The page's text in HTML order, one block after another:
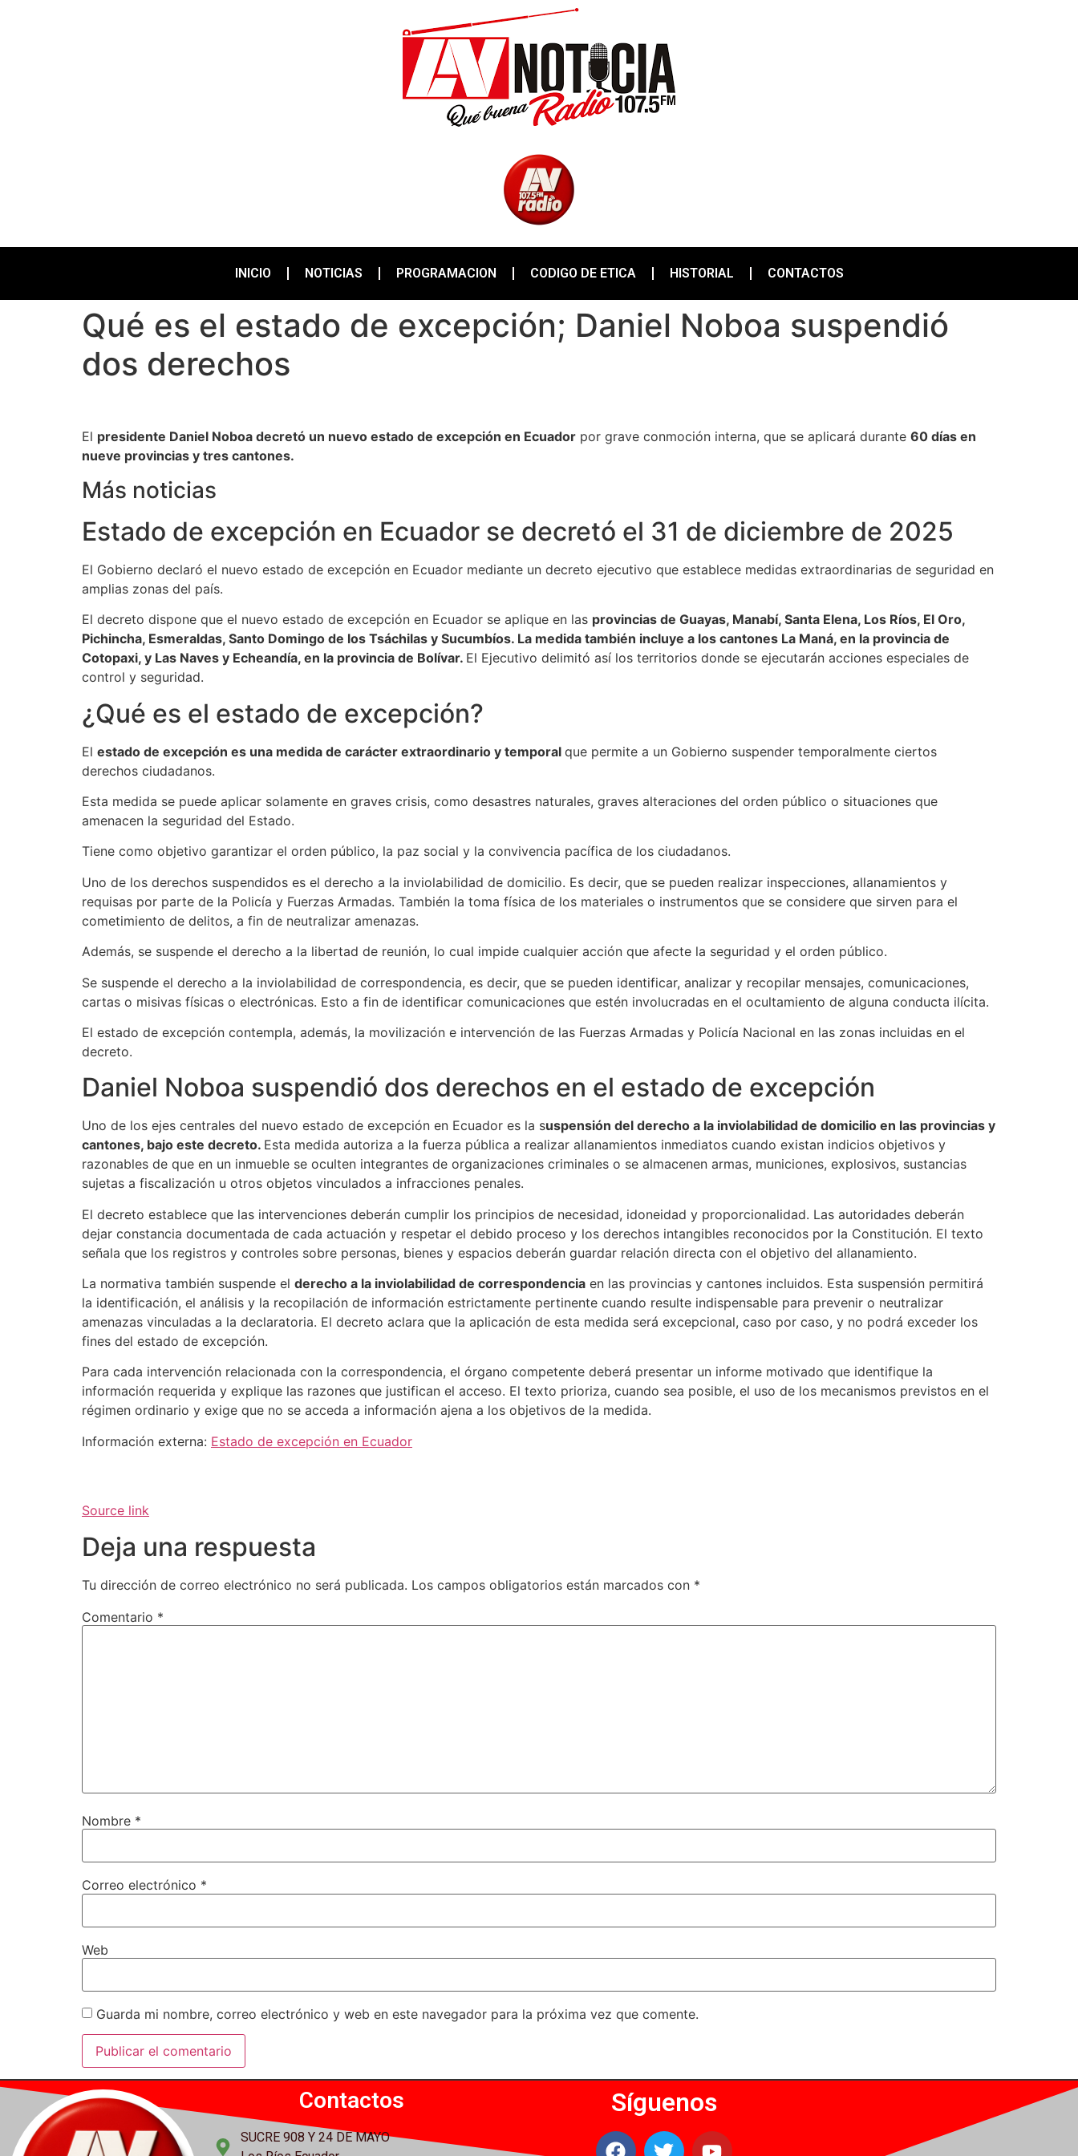
INICIO NOTICIAS PROGRAMACION CODIGO DE ETICA HISTORIAL CONTACTOS
Qué es el estado de excepción; Daniel Noboa suspendió
dos derechos
El presidente Daniel Noboa decretó un nuevo estado de excepción en Ecuador por grave conmoción interna, que se aplicará durante 60 días en
nueve provincias y tres cantones.
Más noticias
Estado de excepción en Ecuador se decretó el 31 de diciembre de 2025
El Gobierno declaró el nuevo estado de excepción en Ecuador mediante un decreto ejecutivo que establece medidas extraordinarias de seguridad en
amplias zonas del país.
El decreto dispone que el nuevo estado de excepción en Ecuador se aplique en las provincias de Guayas, Manabí, Santa Elena, Los Ríos, El Oro,
Pichincha, Esmeraldas, Santo Domingo de los Tsáchilas y Sucumbíos. La medida también incluye a los cantones La Maná, en la provincia de
Cotopaxi, y Las Naves y Echeandía, en la provincia de Bolívar. El Ejecutivo delimitó así los territorios donde se ejecutarán acciones especiales de
control y seguridad.
¿Qué es el estado de excepción?
El estado de excepción es una medida de carácter extraordinario y temporal que permite a un Gobierno suspender temporalmente ciertos
derechos ciudadanos.
Esta medida se puede aplicar solamente en graves crisis, como desastres naturales, graves alteraciones del orden público o situaciones que
amenacen la seguridad del Estado.
Tiene como objetivo garantizar el orden público, la paz social y la convivencia pacífica de los ciudadanos.
Uno de los derechos suspendidos es el derecho a la inviolabilidad de domicilio. Es decir, que se pueden realizar inspecciones, allanamientos y
requisas por parte de la Policía y Fuerzas Armadas. También la toma física de los materiales o instrumentos que se considere que sirven para el
cometimiento de delitos, a fin de neutralizar amenazas.
Además, se suspende el derecho a la libertad de reunión, lo cual impide cualquier acción que afecte la seguridad y el orden público.
Se suspende el derecho a la inviolabilidad de correspondencia, es decir, que se pueden identificar, analizar y recopilar mensajes, comunicaciones,
cartas o misivas físicas o electrónicas. Esto a fin de identificar comunicaciones que estén involucradas en el ocultamiento de alguna conducta ilícita.
El estado de excepción contempla, además, la movilización e intervención de las Fuerzas Armadas y Policía Nacional en las zonas incluidas en el
decreto.
Daniel Noboa suspendió dos derechos en el estado de excepción
Uno de los ejes centrales del nuevo estado de excepción en Ecuador es la suspensión del derecho a la inviolabilidad de domicilio en las provincias y
cantones, bajo este decreto. Esta medida autoriza a la fuerza pública a realizar allanamientos inmediatos cuando existan indicios objetivos y
razonables de que en un inmueble se oculten integrantes de organizaciones criminales o se almacenen armas, municiones, explosivos, sustancias
sujetas a fiscalización u otros objetos vinculados a infracciones penales.
El decreto establece que las intervenciones deberán cumplir los principios de necesidad, idoneidad y proporcionalidad. Las autoridades deberán
dejar constancia documentada de cada actuación y respetar el debido proceso y los derechos intangibles reconocidos por la Constitución. El texto
señala que los registros y controles sobre personas, bienes y espacios deberán guardar relación directa con el objetivo del allanamiento.
La normativa también suspende el derecho a la inviolabilidad de correspondencia en las provincias y cantones incluidos. Esta suspensión permitirá
la identificación, el análisis y la recopilación de información estrictamente pertinente cuando resulte indispensable para prevenir o neutralizar
amenazas vinculadas a la declaratoria. El decreto aclara que la aplicación de esta medida será excepcional, caso por caso, y no podrá exceder los
fines del estado de excepción.
Para cada intervención relacionada con la correspondencia, el órgano competente deberá presentar un informe motivado que identifique la
información requerida y explique las razones que justifican el acceso. El texto prioriza, cuando sea posible, el uso de los mecanismos previstos en el
régimen ordinario y exige que no se acceda a información ajena a los objetivos de la medida.
Información externa: Estado de excepción en Ecuador
Source link
Deja una respuesta
Tu dirección de correo electrónico no será publicada. Los campos obligatorios están marcados con *
Comentario *
Nombre *
Correo electrónico *
Web
Guarda mi nombre, correo electrónico y web en este navegador para la próxima vez que comente.
Contactos
SUCRE 908 Y 24 DE MAYO
Síguenos